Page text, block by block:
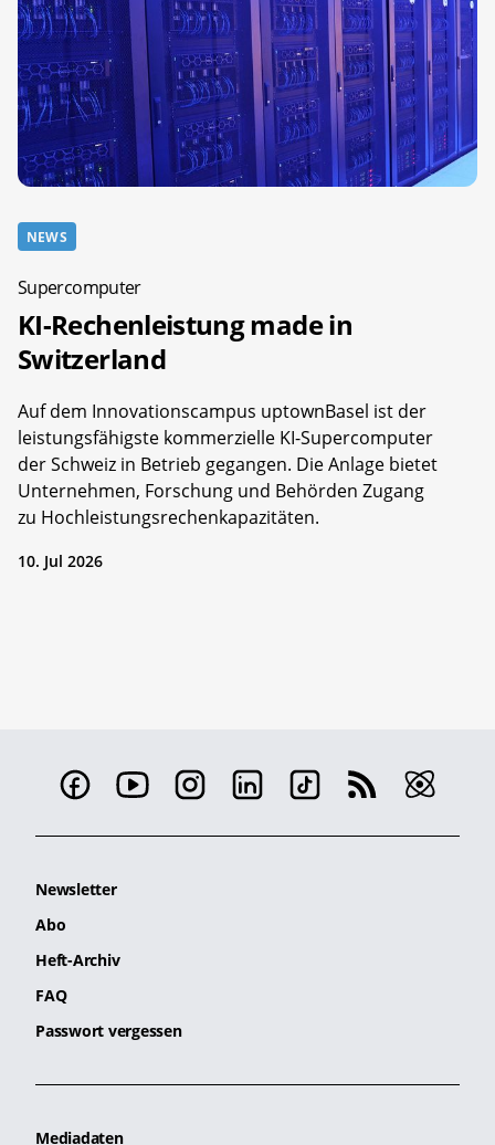
NEWS
Supercomputer
KI-Rechenleistung made in
Switzerland
Auf dem Innovationscampus uptownBasel ist der
leistungsfähigste kommerzielle KI-Supercomputer
der Schweiz in Betrieb gegangen. Die Anlage bietet
Unternehmen, Forschung und Behörden Zugang
zu Hochleistungsrechenkapazitäten.
10. Jul 2026
Newsletter
Abo
Heft-Archiv
FAQ
Passwort vergessen
Mediadaten